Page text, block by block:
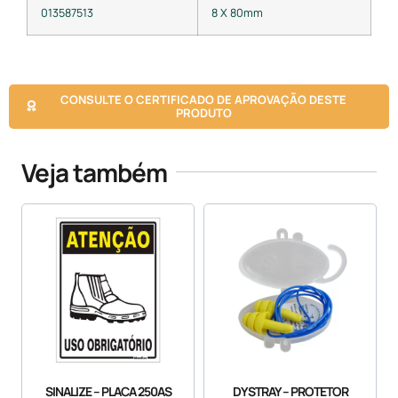
013587513 8 X 80mm
CONSULTE O CERTIFICADO DE APROVAÇÃO DESTE
PRODUTO
Veja também
SINALIZE – PLACA 250AS DYSTRAY – PROTETOR